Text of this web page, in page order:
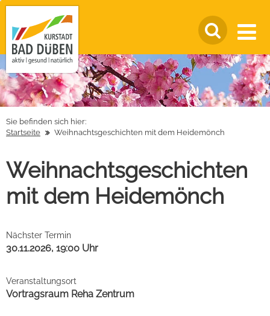
Sie befinden sich hier:
Startseite
Weihnachtsgeschichten mit dem Heidemönch
Weihnachtsgeschichten
mit dem Heidemönch
Nächster Termin
30.11.2026, 19:00 Uhr
Veranstaltungsort
Vortragsraum Reha Zentrum